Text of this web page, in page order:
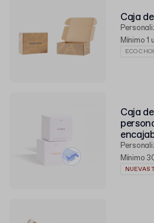
Caja
Mínimo 1
ECO
Caja
Mínimo
NUEVAS